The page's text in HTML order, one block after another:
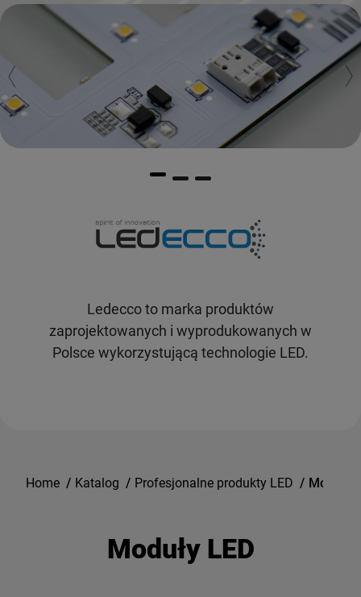
Ledecco to marka produktów
zaprojektowanych i wyprodukowanych w
Polsce wykorzystującą technologie LED.
Home / Katalog / Profesjonalne produkty LED / Moduły
Moduły LED